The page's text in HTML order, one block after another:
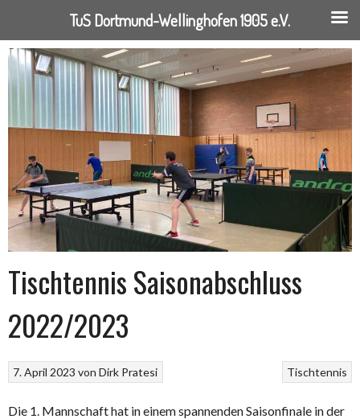
Springe
zum
Inhalt
Tischtennis Saisonabschluss
2022/2023
Tischtennis
7. April 2023 vonDirk Pratesi
Die 1. Mannschaft hat in einem spannenden Saisonfinale in der
TuS Dortmund-Wellinghofen 1905 e.V.